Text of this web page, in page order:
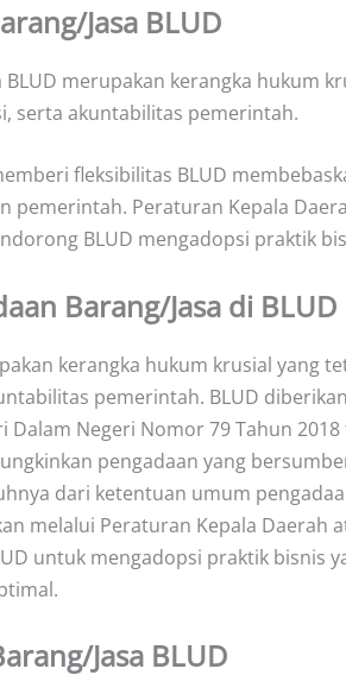
Jasa BLUD
merupakan kerangka hukum
serta akuntabilitas pemerintah.
fleksibilitas BLUD
pemerintah. Peraturan Kepala
BLUD mengadopsi praktik
Barang/Jasa di BLUD
kerangka hukum krusial yang
pemerintah. BLUD
Negeri Nomor 79 Tahun
pengadaan yang
dari ketentuan umum
melalui Peraturan Kepala Daerah
untuk mengadopsi praktik bisnis
Jasa BLUD